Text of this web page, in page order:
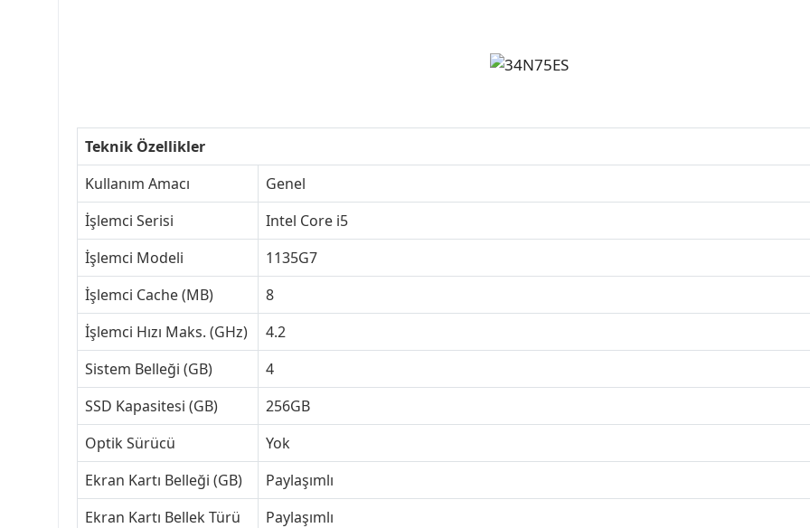
Teknik Özellikler
Kullanım Amacı
Genel
İşlemci Serisi
Intel Core i5
İşlemci Modeli
1135G7
İşlemci Cache (MB)
8
İşlemci Hızı Maks. (GHz)
4.2
Sistem Belleği (GB)
4
SSD Kapasitesi (GB)
256GB
Optik Sürücü
Yok
Ekran Kartı Belleği (GB)
Paylaşımlı
Ekran Kartı Bellek Türü
Paylaşımlı